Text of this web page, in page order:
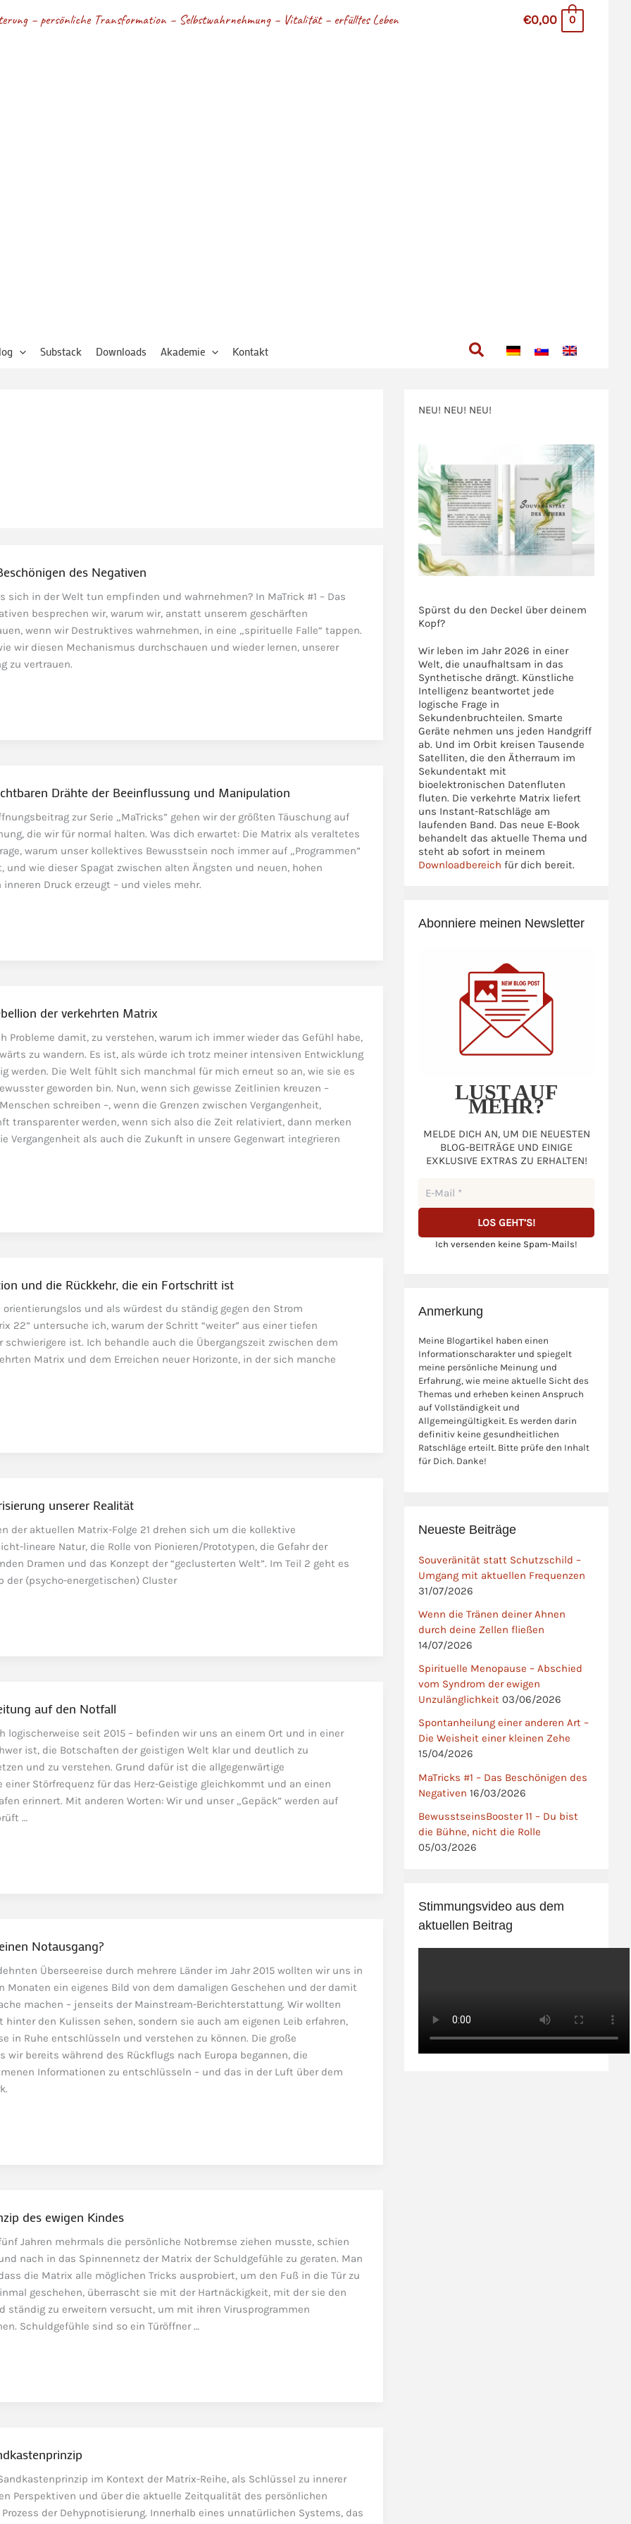
– persönliche Transformation – Selbstwahrnehmung – Vitalität – erfülltes Leben €0,00 0
Substack Downloads Akademie Kontakt Suchen
des Negativen
sich in der Welt tun empfinden und wahrnehmen? In MaTrick #1 – Das
besprechen wir, warum wir, anstatt unserem geschärften
wenn wir Destruktives wahrnehmen, in eine „spirituelle Falle“ tappen.
wir diesen Mechanismus durchschauen und wieder lernen, unserer
zu vertrauen.
Drähte der Beeinflussung und Manipulation
zur Serie „MaTricks” gehen wir der größten Täuschung auf
die wir für normal halten. Was dich erwartet: Die Matrix als veraltetes
warum unser kollektives Bewusstsein noch immer auf „Programmen”
und wie dieser Spagat zwischen alten Ängsten und neuen, hohen
Druck erzeugt – und vieles mehr.
der verkehrten Matrix
Probleme damit, zu verstehen, warum ich immer wieder das Gefühl habe,
zu wandern. Es ist, als würde ich trotz meiner intensiven Entwicklung
werden. Die Welt fühlt sich manchmal für mich erneut so an, wie sie es
geworden bin. Nun, wenn sich gewisse Zeitlinien kreuzen –
schreiben –, wenn die Grenzen zwischen Vergangenheit,
transparenter werden, wenn sich also die Zeit relativiert, dann merken
Vergangenheit als auch die Zukunft in unsere Gegenwart integrieren
und die Rückkehr, die ein Fortschritt ist
und als würdest du ständig gegen den Strom
22” untersuche ich, warum der Schritt “weiter” aus einer tiefen
schwierigere ist. Ich behandle auch die Übergangszeit zwischen dem
Matrix und dem Erreichen neuer Horizonte, in der sich manche
unserer Realität
der aktuellen Matrix-Folge 21 drehen sich um die kollektive
lineare Natur, die Rolle von Pionieren/Prototypen, die Gefahr der
Dramen und das Konzept der “geclusterten Welt”. Im Teil 2 geht es
der (psycho-energetischen) Cluster
auf den Notfall
logischerweise seit 2015 – befinden wir uns an einem Ort und in einer
ist, die Botschaften der geistigen Welt klar und deutlich zu
und zu verstehen. Grund dafür ist die allgegenwärtige
Störfrequenz für das Herz-Geistige gleichkommt und an einen
erinnert. Mit anderen Worten: Wir und unser „Gepäck” werden auf
…
Notausgang?
Überseereise durch mehrere Länder im Jahr 2015 wollten wir uns in
Monaten ein eigenes Bild von dem damaligen Geschehen und der damit
machen – jenseits der Mainstream-Berichterstattung. Wir wollten
den Kulissen sehen, sondern sie auch am eigenen Leib erfahren,
in Ruhe entschlüsseln und verstehen zu können. Die große
wir bereits während des Rückflugs nach Europa begannen, die
Informationen zu entschlüsseln – und das in der Luft über dem
des ewigen Kindes
Jahren mehrmals die persönliche Notbremse ziehen musste, schien
nach in das Spinnennetz der Matrix der Schuldgefühle zu geraten. Man
die Matrix alle möglichen Tricks ausprobiert, um den Fuß in die Tür zu
geschehen, überrascht sie mit der Hartnäckigkeit, mit der sie den
ständig zu erweitern versucht, um mit ihren Virusprogrammen
Schuldgefühle sind so ein Türöffner …
im Kontext der Matrix-Reihe, als Schlüssel zu innerer
Perspektiven und über die aktuelle Zeitqualität des persönlichen
der Dehypnotisierung. Innerhalb eines unnatürlichen Systems, das
NEU! NEU! NEU!
Spürst du den Deckel über deinem
Kopf?
Wir leben im Jahr 2026 in einer
Welt, die unaufhaltsam in das
Synthetische drängt. Künstliche
Intelligenz beantwortet jede
logische Frage in
Sekundenbruchteilen. Smarte
Geräte nehmen uns jeden Handgriff
ab. Und im Orbit kreisen Tausende
Satelliten, die den Ätherraum im
Sekundentakt mit
bioelektronischen Datenfluten
fluten. Die verkehrte Matrix liefert
uns Instant-Ratschläge am
laufenden Band. Das neue E-Book
behandelt das aktuelle Thema und
steht ab sofort in meinem
Downloadbereich für dich bereit.
Abonniere meinen Newsletter
LUST AUF
MEHR?
MELDE DICH AN, UM DIE NEUESTEN
BLOG-BEITRÄGE UND EINIGE
EXKLUSIVE EXTRAS ZU ERHALTEN!
Ich versenden keine Spam-Mails!
Anmerkung
Meine Blogartikel haben einen
Informationscharakter und spiegelt
meine persönliche Meinung und
Erfahrung, wie meine aktuelle Sicht des
Themas und erheben keinen Anspruch
auf Vollständigkeit und
Allgemeingültigkeit. Es werden darin
definitiv keine gesundheitlichen
Ratschläge erteilt. Bitte prüfe den Inhalt
für Dich. Danke!
Neueste Beiträge
Souveränität statt Schutzschild –
Umgang mit aktuellen Frequenzen
31/07/2026
Wenn die Tränen deiner Ahnen
durch deine Zellen fließen
14/07/2026
Spirituelle Menopause – Abschied
vom Syndrom der ewigen
Unzulänglichkeit 03/06/2026
Spontanheilung einer anderen Art –
Die Weisheit einer kleinen Zehe
15/04/2026
MaTricks #1 – Das Beschönigen des
Negativen 16/03/2026
BewusstseinsBooster 11 – Du bist
die Bühne, nicht die Rolle
05/03/2026
Stimmungsvideo aus dem
aktuellen Beitrag